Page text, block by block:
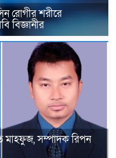
রোগীর শরীরে
বিজ্ঞানীর
মাহফুজ, সম্পাদক রিপন